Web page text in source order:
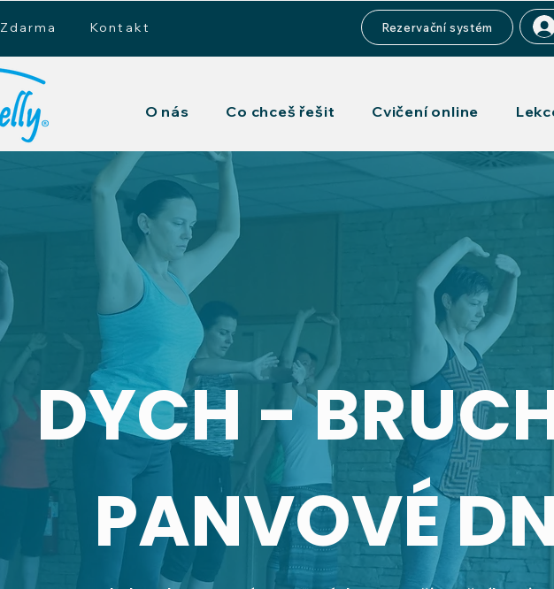
Kontakt
Zdarma Rezervační systém
O nás Co chceš řešit Cvičení online
DYCH -
PANVOVÉ